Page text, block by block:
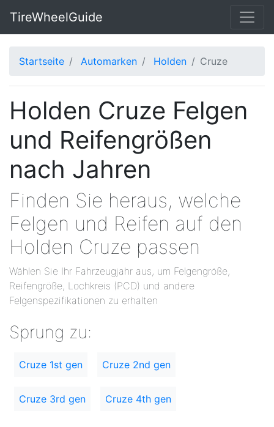
TireWheelGuide
Startseite Automarken Holden Cruze
Holden Cruze Felgen
und Reifengrößen
nach Jahren
Finden Sie heraus, welche
Felgen und Reifen auf den
Holden Cruze passen
Wählen Sie Ihr Fahrzeugjahr aus, um Felgengröße,
Reifengröße, Lochkreis (PCD) und andere
Felgenspezifikationen zu erhalten
Sprung zu:
Cruze 1st gen Cruze 2nd gen
Cruze 3rd gen Cruze 4th gen